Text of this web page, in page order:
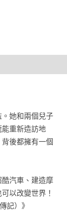
音，觀察種
？科學跟我的
向，以及對這
、探索海洋以
趣引領著這些
像的通識課
動」、「溝通互
部閱讀推手
做些什麼？如
作？這兩本書
有一間教室，
林意雪 東華大
與行動中心主
、解決問題的
、愛人類的同
索教師與親職講
她和兩個兒子
重新造訪地
後都擁有一個
汽車、建造摩
以改變世界！
記）》